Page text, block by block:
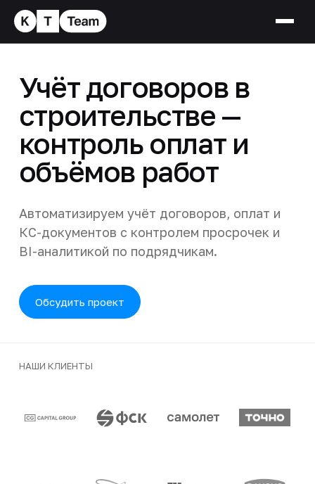
Учёт договоров в
строительстве —
контроль оплат и
объёмов работ
Автоматизируем учёт договоров, оплат и
КС-документов с контролем просрочек и
BI-аналитикой по подрядчикам.
Обсудить проект
НАШИ КЛИЕНТЫ